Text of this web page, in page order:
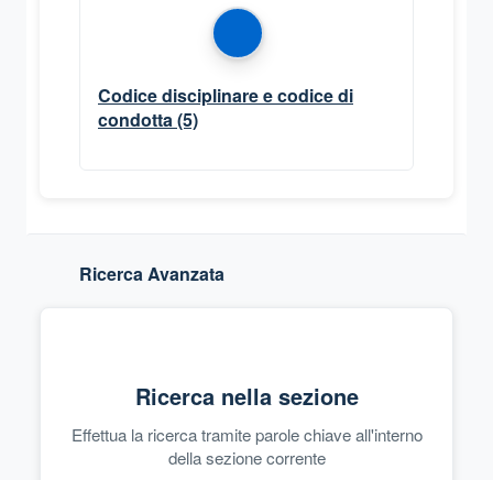
Codice disciplinare e codice di
condotta (5)
Ricerca Avanzata
Ricerca nella sezione
Effettua la ricerca tramite parole chiave all'interno
della sezione corrente